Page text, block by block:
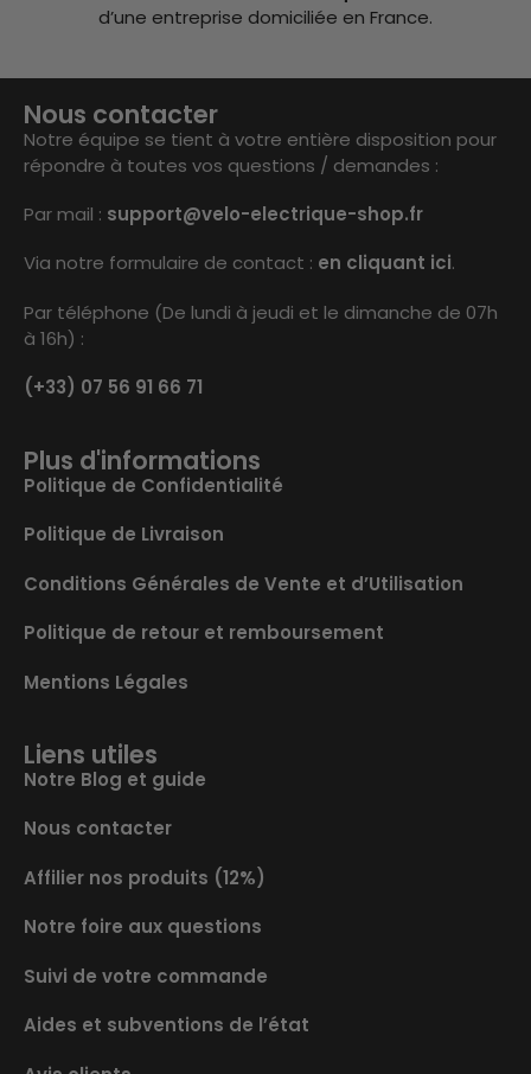
d’une entreprise domiciliée en France.
Nous contacter
Notre équipe se tient à votre entière disposition pour
répondre à toutes vos questions / demandes :
Par mail : support@velo-electrique-shop.fr
Via notre formulaire de contact : en cliquant ici.
Par téléphone (De lundi à jeudi et le dimanche de 07h
à 16h) :
(+33) 07 56 91 66 71
Plus d'informations
Politique de Confidentialité
Politique de Livraison
Conditions Générales de Vente et d’Utilisation
Politique de retour et remboursement
Mentions Légales
Liens utiles
Notre Blog et guide
Nous contacter
Affilier nos produits (12%)
Notre foire aux questions
Suivi de votre commande
Aides et subventions de l’état